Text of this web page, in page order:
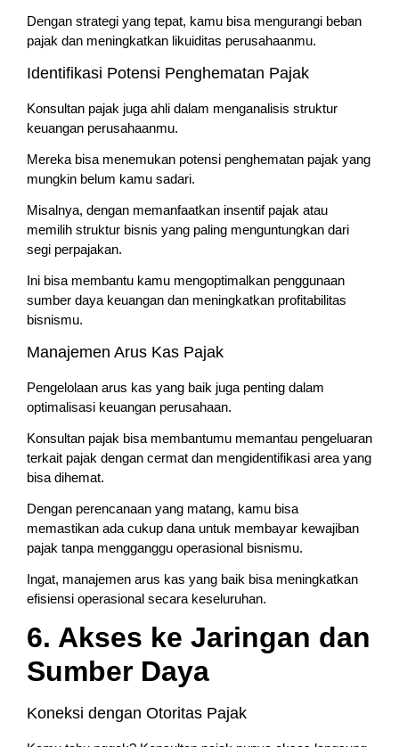
Dengan strategi yang tepat, kamu bisa mengurangi beban
pajak dan meningkatkan likuiditas perusahaanmu.
Identifikasi Potensi Penghematan Pajak
Konsultan pajak juga ahli dalam menganalisis struktur
keuangan perusahaanmu.
Mereka bisa menemukan potensi penghematan pajak yang
mungkin belum kamu sadari.
Misalnya, dengan memanfaatkan insentif pajak atau
memilih struktur bisnis yang paling menguntungkan dari
segi perpajakan.
Ini bisa membantu kamu mengoptimalkan penggunaan
sumber daya keuangan dan meningkatkan profitabilitas
bisnismu.
Manajemen Arus Kas Pajak
Pengelolaan arus kas yang baik juga penting dalam
optimalisasi keuangan perusahaan.
Konsultan pajak bisa membantumu memantau pengeluaran
terkait pajak dengan cermat dan mengidentifikasi area yang
bisa dihemat.
Dengan perencanaan yang matang, kamu bisa
memastikan ada cukup dana untuk membayar kewajiban
pajak tanpa mengganggu operasional bisnismu.
Ingat, manajemen arus kas yang baik bisa meningkatkan
efisiensi operasional secara keseluruhan.
6. Akses ke Jaringan dan
Sumber Daya
Koneksi dengan Otoritas Pajak